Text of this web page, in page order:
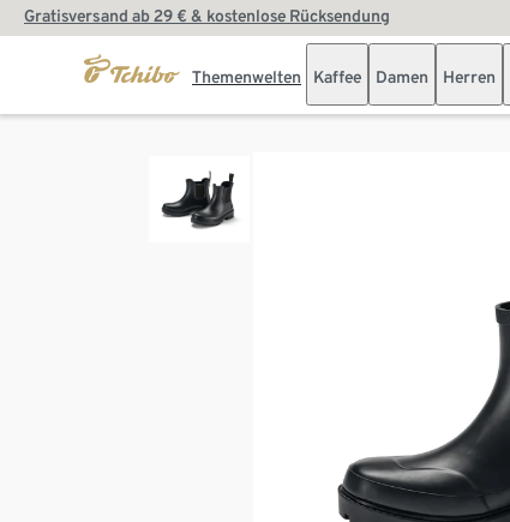
Gratisversand ab 29 € & kostenlose Rücksendung
Themenwelten Kaffee Damen Herren